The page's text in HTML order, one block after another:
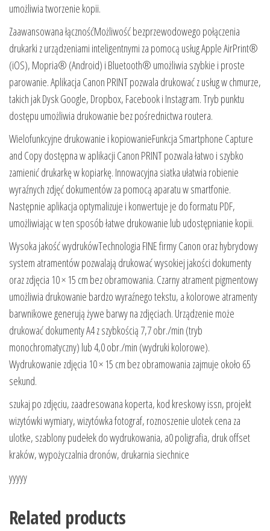
umożliwia tworzenie kopii.
Zaawansowana łącznośćMożliwość bezprzewodowego połączenia
drukarki z urządzeniami inteligentnymi za pomocą usług Apple AirPrint®
(iOS), Mopria® (Android) i Bluetooth® umożliwia szybkie i proste
parowanie. Aplikacja Canon PRINT pozwala drukować z usług w chmurze,
takich jak Dysk Google, Dropbox, Facebook i Instagram. Tryb punktu
dostępu umożliwia drukowanie bez pośrednictwa routera.
Wielofunkcyjne drukowanie i kopiowanieFunkcja Smartphone Capture
and Copy dostępna w aplikacji Canon PRINT pozwala łatwo i szybko
zamienić drukarkę w kopiarkę. Innowacyjna siatka ułatwia robienie
wyraźnych zdjęć dokumentów za pomocą aparatu w smartfonie.
Następnie aplikacja optymalizuje i konwertuje je do formatu PDF,
umożliwiając w ten sposób łatwe drukowanie lub udostępnianie kopii.
Wysoka jakość wydrukówTechnologia FINE firmy Canon oraz hybrydowy
system atramentów pozwalają drukować wysokiej jakości dokumenty
oraz zdjęcia 10 × 15 cm bez obramowania. Czarny atrament pigmentowy
umożliwia drukowanie bardzo wyraźnego tekstu, a kolorowe atramenty
barwnikowe generują żywe barwy na zdjęciach. Urządzenie może
drukować dokumenty A4 z szybkością 7,7 obr./min (tryb
monochromatyczny) lub 4,0 obr./min (wydruki kolorowe).
Wydrukowanie zdjęcia 10 × 15 cm bez obramowania zajmuje około 65
sekund.
szukaj po zdjęciu, zaadresowana koperta, kod kreskowy issn, projekt
wizytówki wymiary, wizytówka fotograf, roznoszenie ulotek cena za
ulotke, szablony pudełek do wydrukowania, a0 poligrafia, druk offset
kraków, wypożyczalnia dronów, drukarnia siechnice
yyyyy
Related products